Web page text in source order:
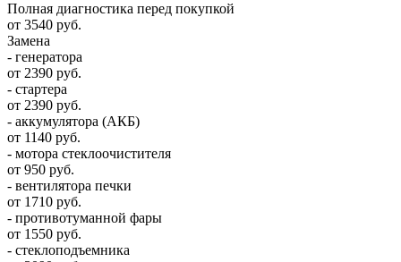
Полная диагностика перед покупкой
от 3540 руб.
Замена
- генератора
от 2390 руб.
- стартера
от 2390 руб.
- аккумулятора (АКБ)
от 1140 руб.
- мотора стеклоочистителя
от 950 руб.
- вентилятора печки
от 1710 руб.
- противотуманной фары
от 1550 руб.
- стеклоподъемника